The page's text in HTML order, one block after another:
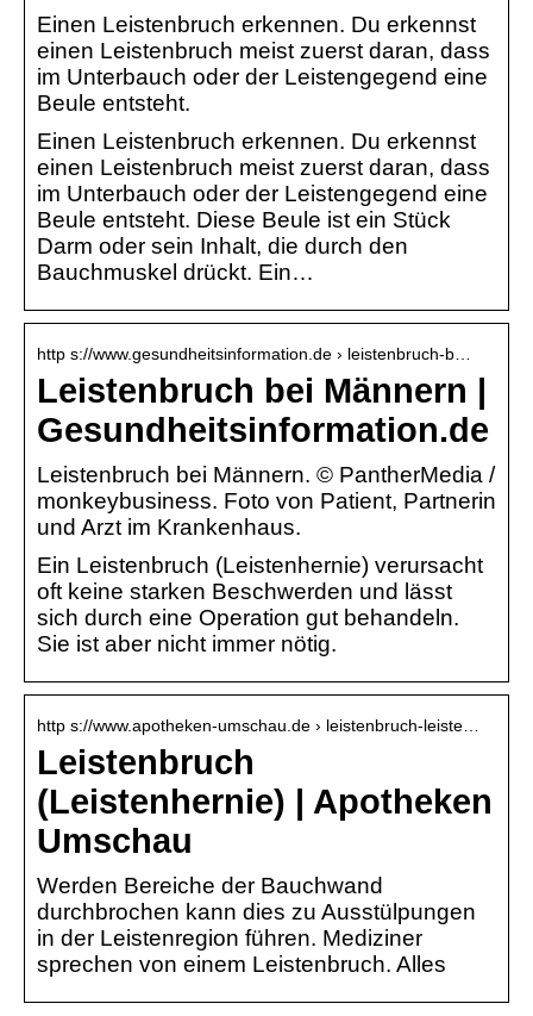
Einen Leistenbruch erkennen. Du erkennst
einen Leistenbruch meist zuerst daran, dass
im Unterbauch oder der Leistengegend eine
Beule entsteht.
Einen Leistenbruch erkennen. Du erkennst
einen Leistenbruch meist zuerst daran, dass
im Unterbauch oder der Leistengegend eine
Beule entsteht. Diese Beule ist ein Stück
Darm oder sein Inhalt, die durch den
Bauchmuskel drückt. Ein…
http s://www.gesundheitsinformation.de › leistenbruch-b…
Leistenbruch bei Männern |
Gesundheitsinformation.de
Leistenbruch bei Männern. © PantherMedia /
monkeybusiness. Foto von Patient, Partnerin
und Arzt im Krankenhaus.
Ein Leistenbruch (Leistenhernie) verursacht
oft keine starken Beschwerden und lässt
sich durch eine Operation gut behandeln.
Sie ist aber nicht immer nötig.
http s://www.apotheken-umschau.de › leistenbruch-leiste…
Leistenbruch
(Leistenhernie) | Apotheken
Umschau
Werden Bereiche der Bauchwand
durchbrochen kann dies zu Ausstülpungen
in der Leistenregion führen. Mediziner
sprechen von einem Leistenbruch. Alles